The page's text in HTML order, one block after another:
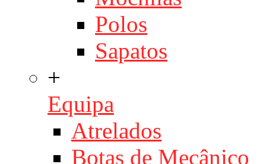
Polos
Sapatos
+
Equipa
Atrelados
Botas de Mecânico